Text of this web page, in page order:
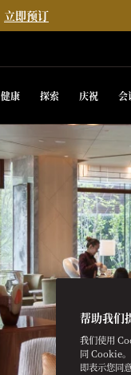
立即预订
健康 探索 庆祝 会
帮助我们
我们使用
同 Cookie
即表示您同